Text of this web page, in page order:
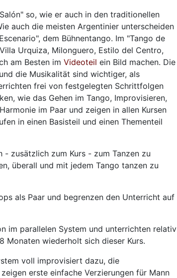
so, wie er auch in den traditionellen
auch die meisten Argentinier unterscheiden
dem Bühnentango. Im "Tango de
Urquiza, Milonguero, Estilo del Centro,
am Besten im Videoteil ein Bild machen. Die
die Musikalität sind wichtiger, als
frei von festgelegten Schrittfolgen
wie das Gehen im Tango, Improvisieren,
im Paar und zeigen in allen Kursen
in einen Basisteil und einen Thementeil
zusätzlich zum Kurs - zum Tanzen zu
überall und mit jedem Tango tanzen zu
als Paar und begrenzen den Unterricht auf
im parallelen System und unterrichten relativ
Monaten wiederholt sich dieser Kurs.
voll improvisiert dazu, die
erste einfache Verzierungen für Mann